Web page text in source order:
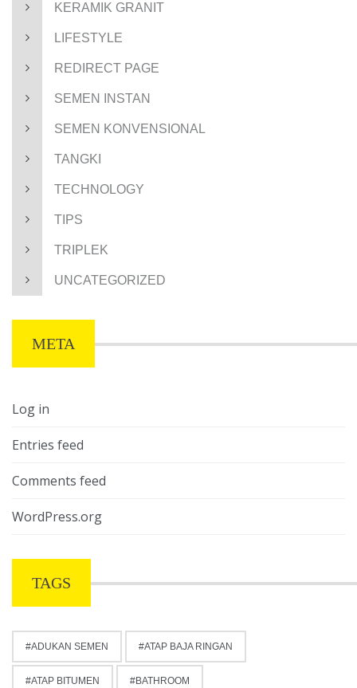
KERAMIK GRANIT
LIFESTYLE
REDIRECT PAGE
SEMEN INSTAN
SEMEN KONVENSIONAL
TANGKI
TECHNOLOGY
TIPS
TRIPLEK
UNCATEGORIZED
META
Log in
Entries feed
Comments feed
WordPress.org
TAGS
ADUKAN SEMEN ATAP BAJA RINGAN
ATAP BITUMEN BATHROOM